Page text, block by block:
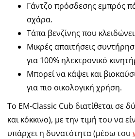
Γάντζο πρόσδεσης εμπρός
σχάρα.
Τάπα βενζίνης που κλειδώνει
Μικρές απαιτήσεις
για 100% ηλεκτρονικό
Μπορεί να κάψει και
για πιο οικολογική χρήση.
Το EM-Classic Cub διατίθεται σε
και κόκκινο), με την τιμή του να
υπάρχει η δυνατότητα (μέσω του